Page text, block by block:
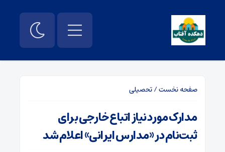
صفحه نخست/تحصیلی
مدارک مورد نیاز اتباع خارجی برای
ثبت‌نام در «مدارس ایرانی» اعلام شد